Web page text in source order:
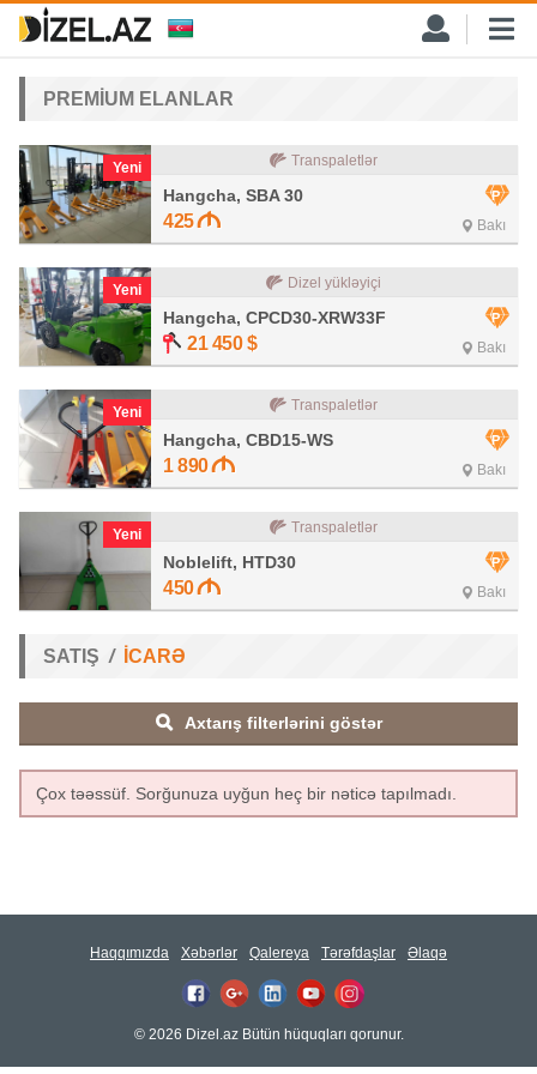
PREMİUM ELANLAR
Yeni Transpaletlər
Hangcha, SBA 30
425 Bakı
Yeni Dizel yükləyiçi
Hangcha, CPCD30-XRW33F
21 450 $ Bakı
Yeni Transpaletlər
Hangcha, CBD15-WS
1 890 Bakı
Yeni Transpaletlər
Noblelift, HTD30
450 Bakı
SATIŞ İCARƏ
Axtarış filterlərini göstər
Çox təəssüf. Sorğunuza uyğun heç bir nəticə tapılmadı.
Haqqımızda Xəbərlər Qalereya Tərəfdaşlar Əlaqə
© 2026 Dizel.az Bütün hüquqları qorunur.